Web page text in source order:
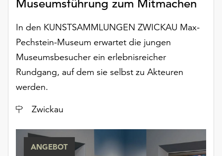
Museumsführung zum Mitmachen
In den KUNSTSAMMLUNGEN ZWICKAU Max-
Pechstein-Museum erwartet die jungen
Museumsbesucher ein erlebnisreicher
Rundgang, auf dem sie selbst zu Akteuren
werden.
Ort
Zwickau
ANGEBOT